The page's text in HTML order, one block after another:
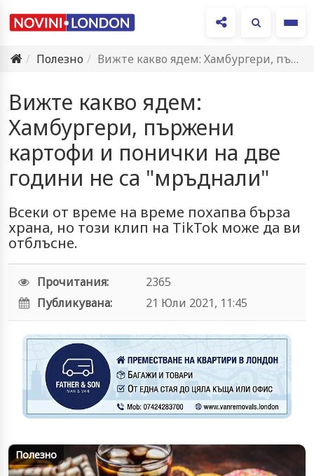
Полезно
Вижте какво ядем: Хамбургери, пържени картофи и понички на две…
Вижте какво ядем:
Хамбургери, пържени
картофи и понички на две
години не са "мръднали"
Всеки от време на време похапва бърза
храна, но този клип на TikTok може да ви
отблъсне.
Прочитания:
2365
Публикувана:
21 Юли 2021, 11:45
Полезно